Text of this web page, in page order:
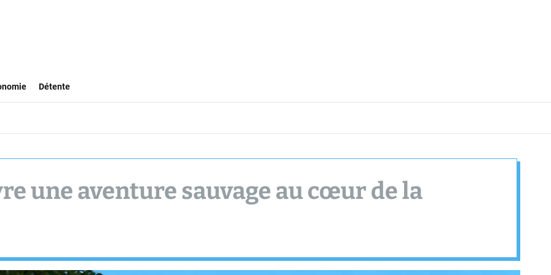
Détente
une aventure sauvage au cœur de la